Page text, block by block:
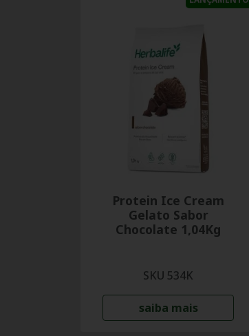
Protein Ice Cream
Gelato Sabor
Chocolate 1,04Kg
SKU 534K
saiba mais